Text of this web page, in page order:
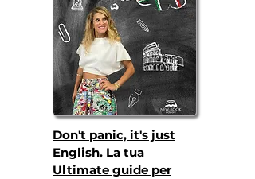
Don't panic, it's just
English. La tua
Ultimate guide per